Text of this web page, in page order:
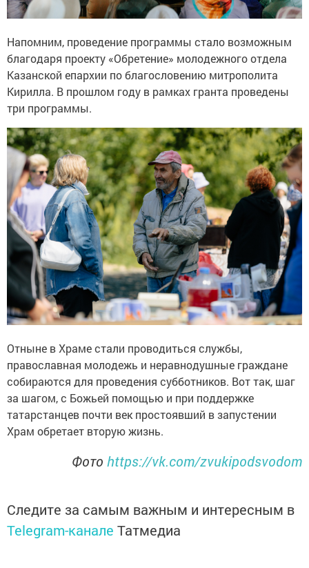
Напомним, проведение программы стало возможным
благодаря проекту «Обретение» молодежного отдела
Казанской епархии по благословению митрополита
Кирилла. В прошлом году в рамках гранта проведены
три программы.
Отныне в Храме стали проводиться службы,
православная молодежь и неравнодушные граждане
собираются для проведения субботников. Вот так, шаг
за шагом, с Божьей помощью и при поддержке
татарстанцев почти век простоявший в запустении
Храм обретает вторую жизнь.
Фото https://vk.com/zvukipodsvodom
Следите за самым важным и интересным в
Telegram-канале Татмедиа